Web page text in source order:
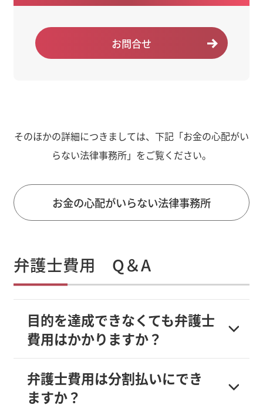
お問合せ
そのほかの詳細につきましては、下記「お金の心配がい
らない法律事務所」をご覧ください。
お金の心配がいらない法律事務所
弁護士費用 Q＆A
目的を達成できなくても弁護士
費用はかかりますか？
弁護士費用は分割払いにでき
ますか？